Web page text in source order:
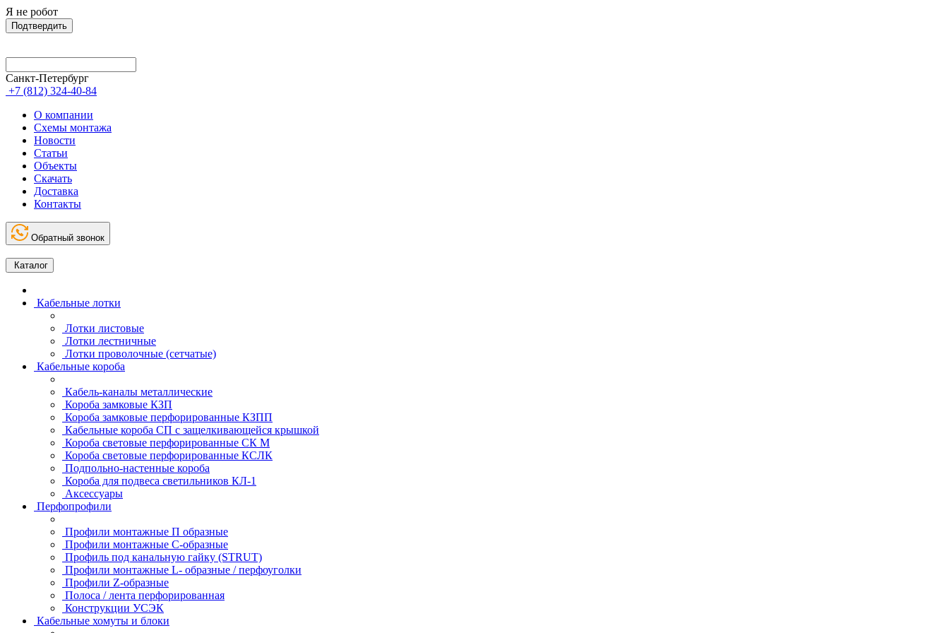
Я не робот
Подтвердить
Санкт-Петербург
+7 (812) 324-40-84
О компании
Схемы монтажа
Новости
Статьи
Объекты
Скачать
Доставка
Контакты
Обратный звонок
Каталог
Кабельные лотки
Лотки листовые
Лотки лестничные
Лотки проволочные (сетчатые)
Кабельные короба
Кабель-каналы металлические
Короба замковые КЗП
Короба замковые перфорированные КЗПП
Кабельные короба СП с защелкивающейся крышкой
Короба световые перфорированные СК М
Короба световые перфорированные КСЛК
Подпольно-настенные короба
Короба для подвеса светильников КЛ-1
Аксессуары
Перфопрофили
Профили монтажные П образные
Профили монтажные C-образные
Профиль под канальную гайку (STRUT)
Профили монтажные L- образные / перфоуголки
Профили Z-образные
Полоса / лента перфорированная
Конструкции УСЭК
Кабельные хомуты и блоки